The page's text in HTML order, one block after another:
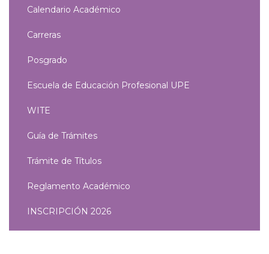
Calendario Académico
Carreras
Posgrado
Escuela de Educación Profesional UPE
WITE
Guía de Trámites
Trámite de Títulos
Reglamento Académico
INSCRIPCIÓN 2026